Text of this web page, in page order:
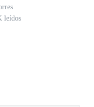
leídos